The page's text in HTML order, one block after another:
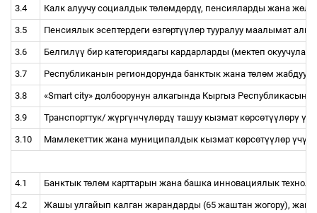
3.4 Калк алуучу социалдык төлөмдөрдү, пенсияларды жана жөл
3.5 Пенсиялык эсептердеги өзгөртүүлөр тууралуу маалымат
3.6 Белгилүү бир категориядагы кардарларды (мектеп
3.7 Республиканын региондорунда банктык жана төлөм
3.8 «Smart city» долбоорунун алкагында Кыргыз
3.9 Транспорттук/ жүргүнчүлөрдү ташуу кызмат көрсөтүүлөрү ү
3.10 Мамлекеттик жана муниципалдык кызмат көрсөтүүлөр үчү
4.1 Банктык төлөм карттарын жана башка инновациялык
4.2 Жашы улгайып калган жарандарды (65 жаштан жогору),